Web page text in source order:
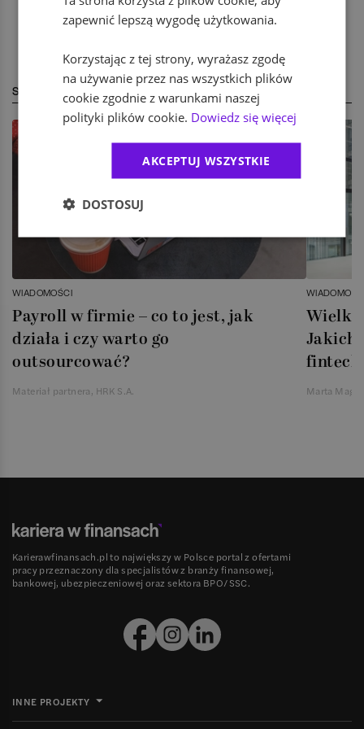
STREFA EKSPERTA
WIADOMOŚCI
Payroll w firmie – co to jest, jak
działa i czy warto go
outsourcować?
Materiał partnera, HRK S.A.
Jakich
Marta
Karierawfinansach.pl to największy w Polsce portal z ofertami
pracy przeznaczony dla specjalistów z branży finansowej,
bankowej, ubezpieczeniowej oraz sektora BPO/SSC.
INNE PROJEKTY
zapewnić lepszą wygodę użytkowania.
Korzystając z tej strony, wyrażasz zgodę
na używanie przez nas wszystkich plików
cookie zgodnie z warunkami naszej
polityki plików cookie. Dowiedz się więcej
AKCEPTUJ WSZYSTKIE
DOSTOSUJ